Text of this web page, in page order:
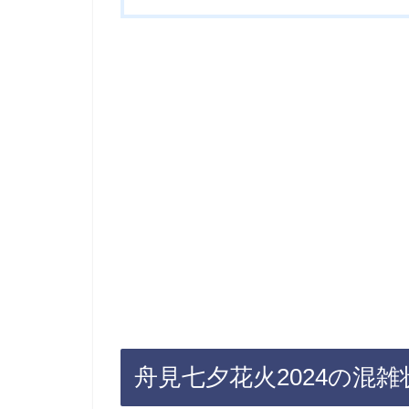
舟見七夕花火2024の混雑